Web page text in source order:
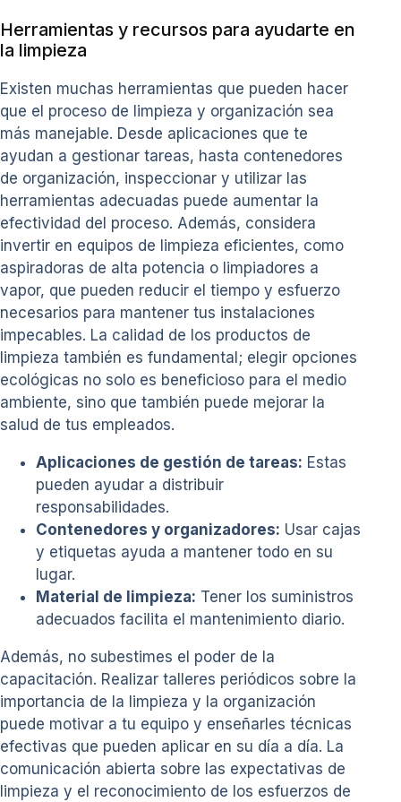
Herramientas y recursos para ayudarte en
la limpieza
Existen muchas herramientas que pueden hacer
que el proceso de limpieza y organización sea
más manejable. Desde aplicaciones que te
ayudan a gestionar tareas, hasta contenedores
de organización, inspeccionar y utilizar las
herramientas adecuadas puede aumentar la
efectividad del proceso. Además, considera
invertir en equipos de limpieza eficientes, como
aspiradoras de alta potencia o limpiadores a
vapor, que pueden reducir el tiempo y esfuerzo
necesarios para mantener tus instalaciones
impecables. La calidad de los productos de
limpieza también es fundamental; elegir opciones
ecológicas no solo es beneficioso para el medio
ambiente, sino que también puede mejorar la
salud de tus empleados.
Aplicaciones de gestión de tareas: Estas
pueden ayudar a distribuir
responsabilidades.
Contenedores y organizadores: Usar cajas
y etiquetas ayuda a mantener todo en su
lugar.
Material de limpieza: Tener los suministros
adecuados facilita el mantenimiento diario.
Además, no subestimes el poder de la
capacitación. Realizar talleres periódicos sobre la
importancia de la limpieza y la organización
puede motivar a tu equipo y enseñarles técnicas
efectivas que pueden aplicar en su día a día. La
comunicación abierta sobre las expectativas de
limpieza y el reconocimiento de los esfuerzos de